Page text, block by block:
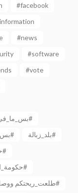
#facebook
#news
#software
#vote
بس_ما_في_داعي_نتحرك_البلد_ماشي_وعاجقة_عفسوح#
بس_نشكر_الله_من_عنا_التبولة_والحمص_بطحينة#
بلد_زبالة#
حكومة_التزوير_والفساد#
حكومة_النفايات_الوطنية#
طلعت_ريحتكم ووصلت عالمريخ#